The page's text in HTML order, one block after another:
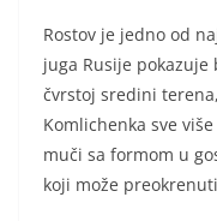
Rostov je jedno od
juga Rusije
čvrstoj sredini
Komlichenka sve
muči sa formom u
koji može